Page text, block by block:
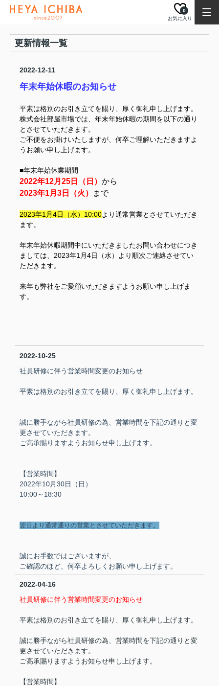
お気に入り
0
更新情報一覧
2022-12-11
年末年始休暇のお知らせ
平素は格別のお引き立てを賜り、厚く御礼申し上げます。
株式会社部屋市場では、年末年始休暇の期間を以下の通り
とさせていただきます。
ご不便をお掛けいたしますが、 何卒ご理解いただきますよ
うお願い申し上げます。
■年末年始休業期間
2022年12月25日（日） から
2023年1月3日（火）
まで
2023年1月4日（水）10:00より通常営業とさせていただき
ます。
年末年始休暇期間中にいただきましたお問い合わせにつき
ましては、2023年1月4日（水）より順次ご連絡させてい
ただきます。
来年も弊社をご愛顧いただきますようお願い申し上げま
す。
2022-10-25
社員研修に伴う営業時間変更のお知らせ
平素は格別のお引き立てを賜り、厚く御礼申し上げます。
誠に勝手ながら社員研修の為、営業時間を下記の通りと変
更させていただきます。
ご高承賜りますようお知らせ申し上げます。
【営業時間】
2022年10月30日（日）
10:00～18:30
翌日より通常通りの営業とさせていただきます。
誠にお手数ではございますが、
ご確認のほど、何卒よろしくお願い申し上げます。
2022-04-16
社員研修に伴う営業時間変更のお知らせ
平素は格別のお引き立てを賜り、厚く御礼申し上げます。
誠に勝手ながら社員研修の為、営業時間を下記の通りと変
更させていただきます。
ご高承賜りますようお知らせ申し上げます。
【営業時間】